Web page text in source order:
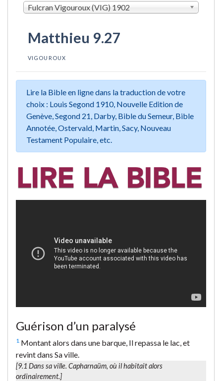
Fulcran Vigouroux (VIG) 1902
Matthieu 9.27
VIGOUROUX
Lire la Bible en ligne dans la traduction de votre
choix : Louis Segond 1910, Nouvelle Edition de
Genève, Segond 21, Darby, Bible du Semeur, Bible
Annotée, Ostervald, Martin, Sacy, Nouveau
Testament Populaire, etc.
Guérison d’un paralysé
1 Montant alors dans une barque, Il repassa le lac, et
revint dans Sa ville.
[9.1 Dans sa ville. Capharnaüm, où il habitait alors
ordinairement.]